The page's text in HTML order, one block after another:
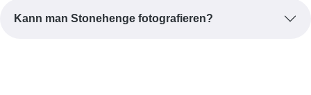
Kann man Stonehenge fotografieren?